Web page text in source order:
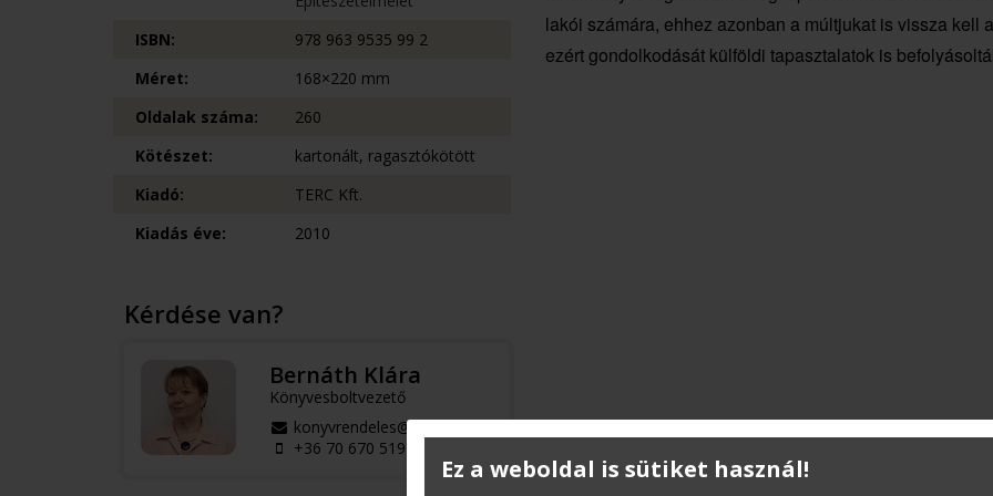
lakói számára, ehhez azonban a múltjukat is vissza kell
ezért gondolkodását külföldi tapasztalatok is
ISBN:
978 963 9535 99 2
Méret:
168×220 mm
Oldalak száma:
260
Kötészet:
kartonált, ragasztókötött
Kiadó:
TERC Kft.
Kiadás éve:
2010
Kérdése van?
Bernáth Klára
Könyvesboltvezető
konyvrendeles@terc.hu
+36 70 670 5194
Ez a weboldal is sütiket használ!